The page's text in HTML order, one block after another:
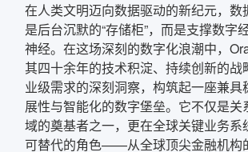
在人类文明迈向数据驱动的新纪元，数
是后台沉默的“存储柜”，而是支撑数字
神经。在这场深刻的数字化浪潮中，
其四十余年的技术积淀、持续创新的战
业级需求的深刻洞察，构筑起一座兼具
展性与智能化的数字堡垒。它不仅是关
域的奠基者之一，更在全球关键业务系
可替代的角色——从全球顶尖金融机构
复制弹框内信息